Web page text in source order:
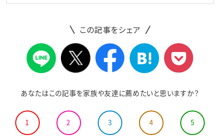
この記事をシェア
あなたはこの記事を家族や友達に薦めたいと思いますか？
1 2 3 4 5